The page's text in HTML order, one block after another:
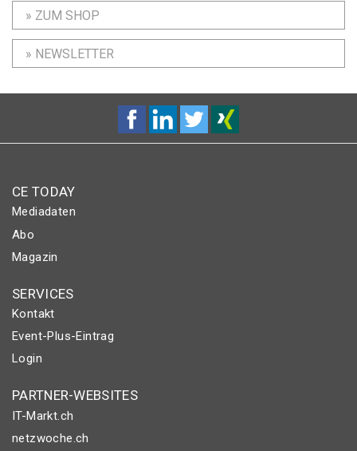
» ZUM SHOP
» NEWSLETTER
CE TODAY
Mediadaten
Abo
Magazin
SERVICES
Kontakt
Event-Plus-Eintrag
Login
PARTNER-WEBSITES
IT-Markt.ch
netzwoche.ch